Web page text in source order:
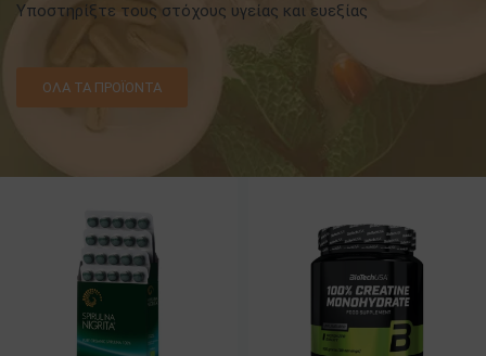
Υποστηρίξτε τους στόχους υγείας και ευεξίας
ΌΛΑ ΤΑ ΠΡΟΪΌΝΤΑ